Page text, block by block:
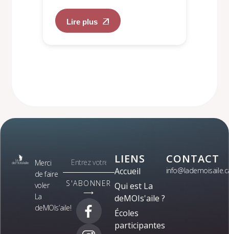
Lire plus
Merci
de faire
voler
La
deMOIs’aile!
S'ABONNER
⟶
LIENS
Accueil
Qui est La
deMOIs'aile ?
Écoles
participantes
CONTACT